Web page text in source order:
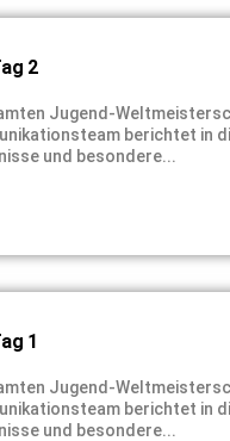
2
Jugend-
berichtet in
und besondere...
1
Jugend-
berichtet in
und besondere...